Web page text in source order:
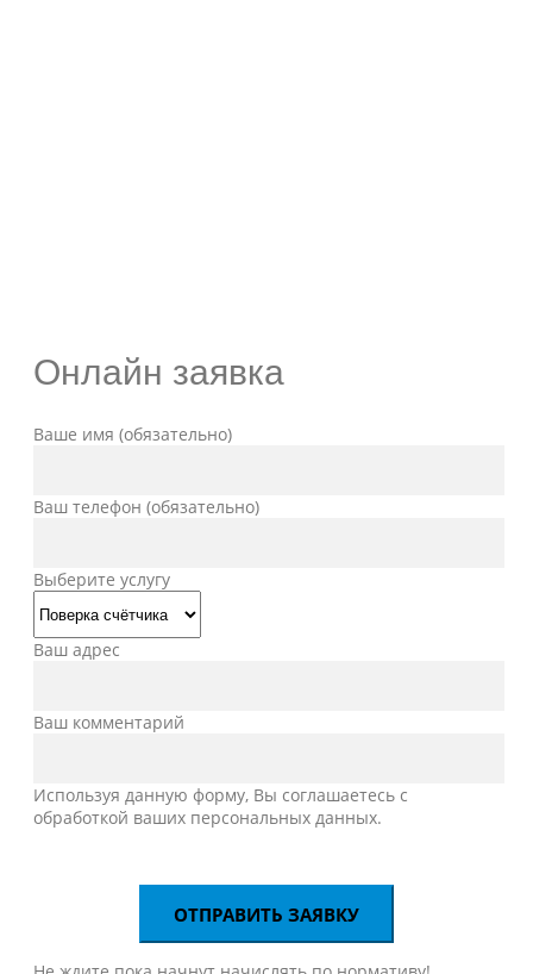
Онлайн заявка
Ваше имя (обязательно)
Ваш телефон (обязательно)
Выберите услугу
Ваш адрес
Ваш комментарий
Используя данную форму, Вы соглашаетесь с
обработкой ваших персональных данных.